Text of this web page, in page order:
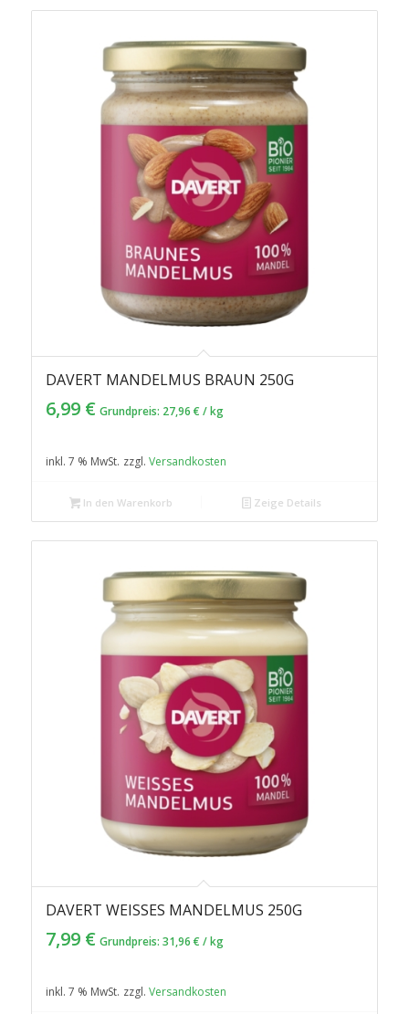
DAVERT MANDELMUS BRAUN 250G
6,99 € Grundpreis: 27,96 € /kg
inkl. 7 % MwSt. zzgl. Versandkosten
In den Warenkorb Zeige Details
DAVERT WEISSES MANDELMUS 250G
7,99 € Grundpreis: 31,96 € /kg
inkl. 7 % MwSt. zzgl. Versandkosten